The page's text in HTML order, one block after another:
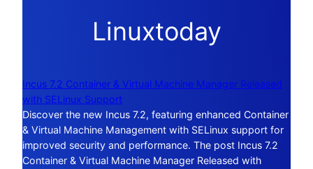
Linuxtoday
Incus 7.2 Container & Virtual Machine Manager Released
with SELinux Support
Discover the new Incus 7.2, featuring enhanced Container
& Virtual Machine Management with SELinux support for
improved security and performance. The post Incus 7.2
Container & Virtual Machine Manager Released with